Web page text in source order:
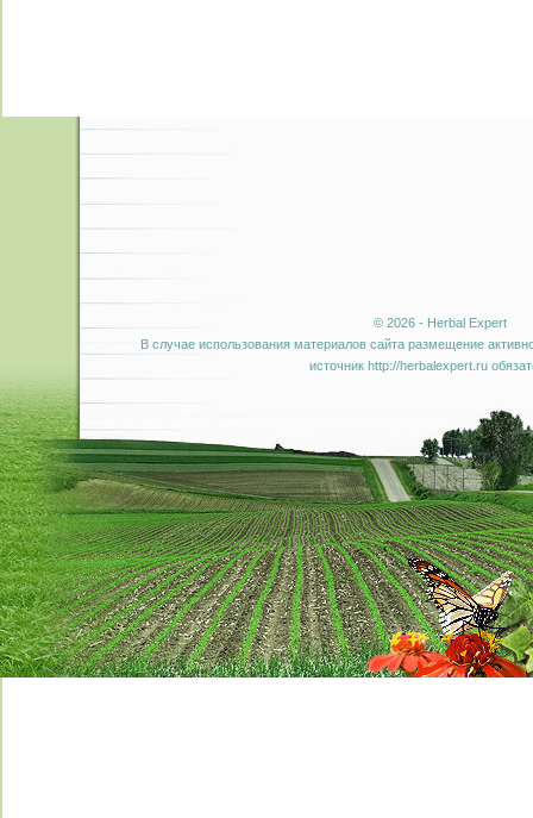
© 2026 - Herbal Expert
В случае использования материалов сайта размещение
источник http://herbalexpert.ru